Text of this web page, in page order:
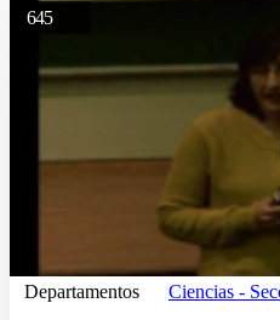
645
Departamentos Ciencias -